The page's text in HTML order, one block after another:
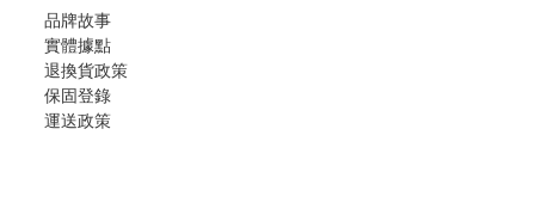
品牌故事
實體據點
退換貨政策
保固登錄
運送政策